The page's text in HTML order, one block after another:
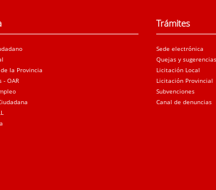
la Provincia
- OAR
Trámites
Sede electrónica
Quejas y sugerencias
Licitación Local
Licitación Provincial
Subvenciones
Canal de denuncias